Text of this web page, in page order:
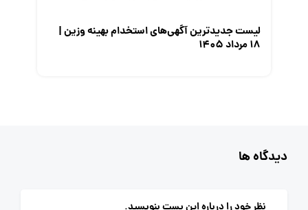
لیست جدیدترین آگهی‌های استخدام بهینه وزین |
۱۸ مرداد ۱۴۰۵
دیدگاه ها